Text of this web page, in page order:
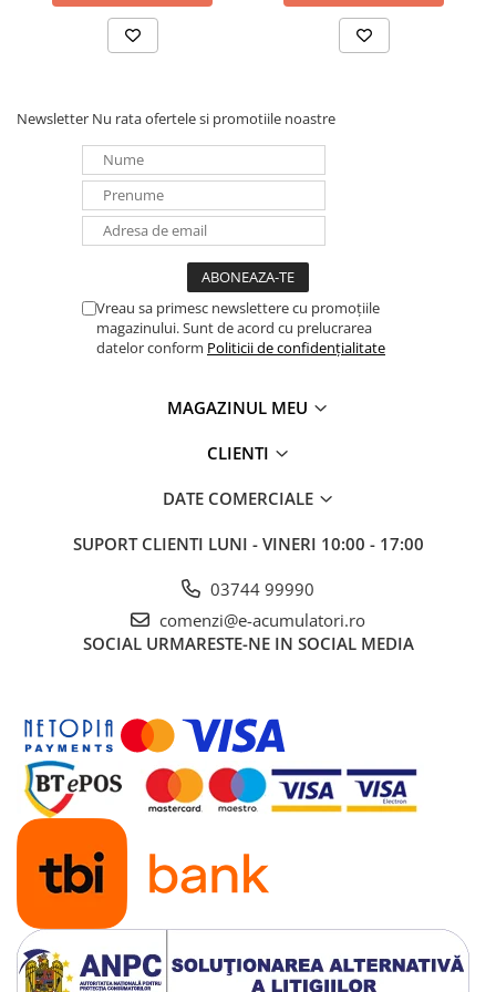
Panouri portabile
Racire/Incalzire
Diverse
Intrerupatoare si prize
Dulapuri pentru cablare
structurata
Tablouri electrice
Lumina (Becuri si Lanterne)
Laptop & PC accesorii, baterii,
Cablu de date si Adaptoare
Acumulatori
Sisteme de prindere
OUTLET
Pompe de caldura
Newsletter Nu rata ofertele si promotiile noastre
Vreau sa primesc newslettere cu promoțiile
magazinului. Sunt de acord cu prelucrarea
datelor conform Politicii de confidențialitate
MAGAZINUL MEU
CLIENTI
DATE COMERCIALE
SUPORT CLIENTI LUNI - VINERI 10:00 - 17:00
03744 99990
comenzi@e-acumulatori.ro
SOCIAL URMARESTE-NE IN SOCIAL MEDIA